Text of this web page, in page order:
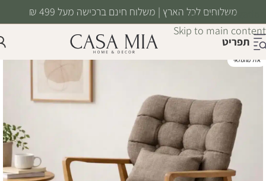
Skip to navigation
Skip to main content
משלוחים לכל הארץ | משלוח חינם ברכישה מעל 499 ₪
תפריט
אזל מהמלאי